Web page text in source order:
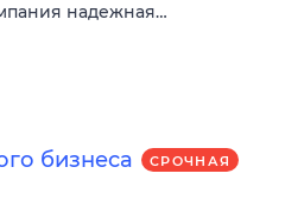
надежная…
бизнеса СРОЧНАЯ